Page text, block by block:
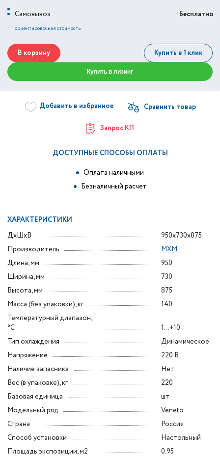
Самовывоз
Бесплатно
* ориентировочная стоимость
В корзину Купить в 1 клик
Купить в лизинг
Добавить в избранное
Запрос КП
ДОСТУПНЫЕ СПОСОБЫ ОПЛАТЫ
Оплата наличными
Безналичный расчет
ХАРАКТЕРИСТИКИ
ДxШxВ
950x730x875
Производитель
МХМ
Длина, мм
950
Ширина, мм
730
Высота, мм
875
Масса (без упаковки), кг
140
Температурный диапазон,
°C
1...+10
Тип охлаждения
Динамическое
Напряжение
220 В
Наличие запасника
Нет
Вес (в упаковке), кг
220
Базовая единица
шт
Модельный ряд
Veneto
Страна
Россия
Способ установки
Настольный
Площадь экспозиции, м2
0.95